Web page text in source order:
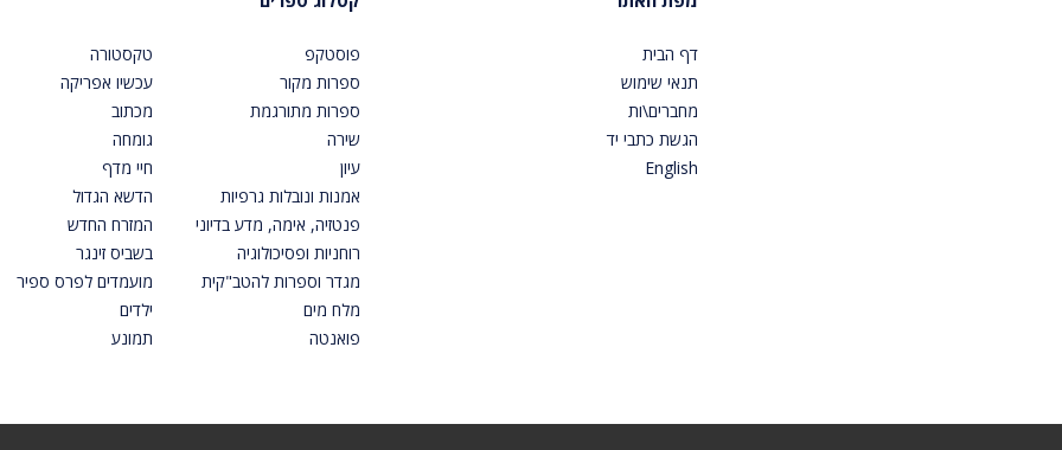
דף הבית
תנאי שימוש
מחברים\ות
הגשת כתבי יד
English
פוסטקפ
ספרות מקור
ספרות מתורגמת
שירה
עיון
אמנות ונובלות גרפיות
פנטזיה, אימה, מדע בדיוני
רוחניות ופסיכולוגיה
מגדר וספרות להטב"קית
מלח מים
פואנטה
טקסטורה
עכשיו אפריקה
מכתוב
גומחה
חיי מדף
הדשא הגדול
המזרח החדש
בשביס זינגר
מועמדים לפרס ספיר
ילדים
תמונע